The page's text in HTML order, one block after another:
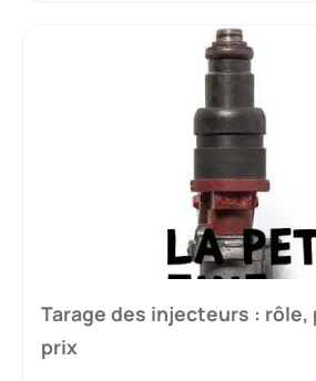
Tarage des injecteurs :
prix